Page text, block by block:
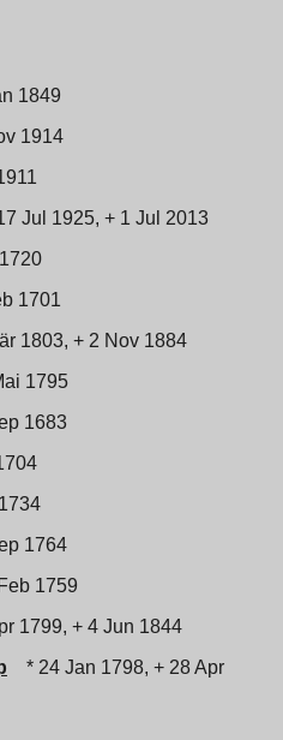
1849
1914
Jul 1925, + 1 Jul 2013
1701
1803, + 2 Nov 1884
1795
1683
1764
1759
1799, + 4 Jun 1844
* 24 Jan 1798, + 28 Apr